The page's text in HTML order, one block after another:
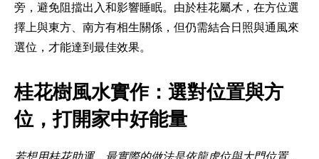
旁，避免阻擋出入和影響睡眠。由於桂花屬木，在方位選
擇上與東方、南方有相生關係，但仍需結合日照與通風來
選位，才能達到最佳效果。
桂花樹風水實作：選對位置與方
位，打開家中好能量
若想用桂花助運，最實際的做法是依龍虎位與大門位置，